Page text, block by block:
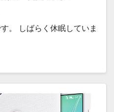
。 しばらく休眠していま